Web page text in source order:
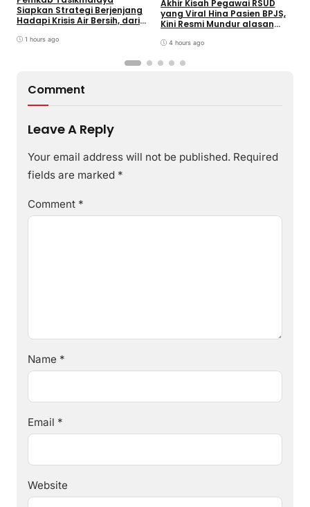
Siapkan Strategi Berjenjang
Hadapi Krisis Air Bersih, dari
Gerakan Reboisasi
1 hours ago
Akhir Kisah Pegawai RSUD
yang Viral Hina Pasien BPJS,
Kini Resmi Mundur alasan
4 hours ago
Comment
Leave A Reply
Your email address will not be published. Required
fields are marked *
Comment *
Name *
Email *
Website